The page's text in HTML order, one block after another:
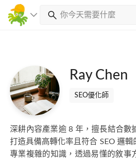
Ray Chen
SEO優化師
深耕內容產業逾 8 年，擅長結合數
打造具備高轉化率且符合 SEO 邏
專業複雜的知識，透過易懂的敘事